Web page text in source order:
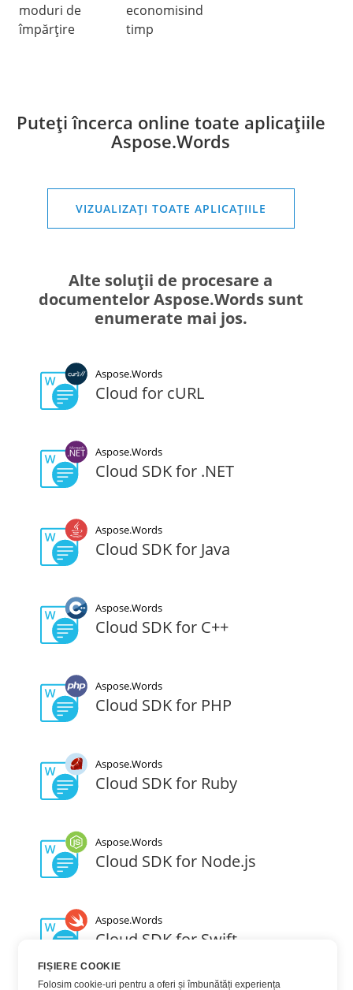
moduri de
împărțire
economisind
timp
Puteți încerca online toate aplicațiile
Aspose.Words
VIZUALIZAȚI TOATE APLICAȚIILE
Alte soluții de procesare a
documentelor Aspose.Words sunt
enumerate mai jos.
Aspose.Words
Cloud for cURL
Aspose.Words
Cloud SDK for .NET
Aspose.Words
Cloud SDK for Java
Aspose.Words
Cloud SDK for C++
Aspose.Words
Cloud SDK for PHP
Aspose.Words
Cloud SDK for Ruby
Aspose.Words
Cloud SDK for Node.js
Aspose.Words
Cloud SDK for Swift
FIȘIERE COOKIE
Folosim cookie-uri pentru a oferi și îmbunătăți experiența